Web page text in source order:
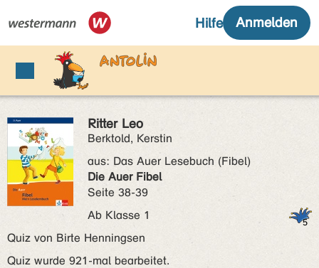
Ritter Leo
Berktold, Kerstin
aus: Das Auer Lesebuch (Fibel)
Die Auer Fibel
Seite 38-39
Ab Klasse 1
Quiz von Birte Henningsen
Quiz wurde 921-mal bearbeitet.